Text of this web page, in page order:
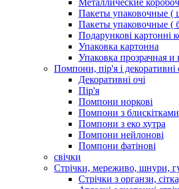
Металлические
Пакеты упаковочные (
Пакеты упаковочные (
Подарункові картонні
Упаковка картонна
Упаковка прозрачная и
Помпони, пір'я і декоративні
Декоративні очі
Пір'я
Помпони норкові
Помпони з блискітками
Помпони з еко хутра
Помпони нейлонові
Помпони фатінові
свічки
Стрічки, мереживо, шнури,
Стрічки з органзи,